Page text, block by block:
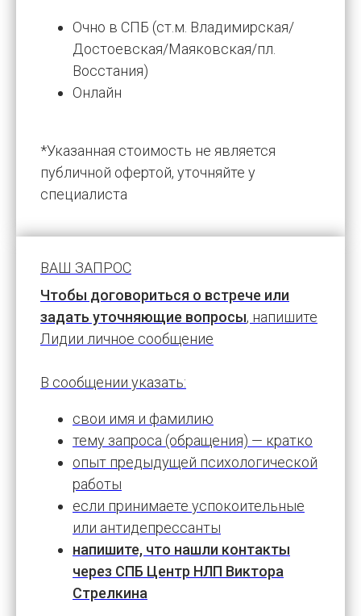
Очно в СПБ (ст.м. Владимирская/
Достоевская/Маяковская/пл.
Восстания)
Онлайн
*Указанная стоимость не является
публичной офертой, уточняйте у
специалиста
ВАШ ЗАПРОС
Чтобы договориться о встрече или
задать уточняющие вопросы, напишите
Лидии личное сообщение
В сообщении указать:
свои имя и фамилию
тему запроса (обращения) — кратко
опыт предыдущей психологической
работы
если принимаете успокоительные
или антидепрессанты
напишите, что нашли контакты
через СПБ Центр НЛП Виктора
Стрелкина